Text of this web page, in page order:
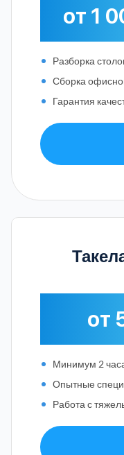
от 1
Разборка
Сборка
Гарантия
от
Минимум 2
Опытные
Работа с